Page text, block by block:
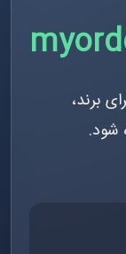
برند،
شود.